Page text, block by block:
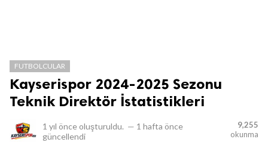
FUTBOLCULAR
Kayserispor 2024-2025 Sezonu
Teknik Direktör İstatistikleri
1 yıl önce oluşturuldu. — 1 hafta önce
güncellendi
9,255
okunma